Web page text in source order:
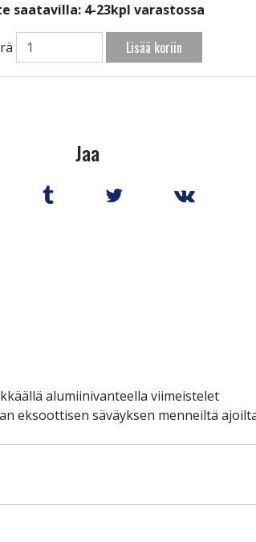
saatavilla: 4-23kpl varastossa
Lisää koriin
Jaa
alumiinivanteella viimeistelet
eksoottisen säväyksen menneiltä